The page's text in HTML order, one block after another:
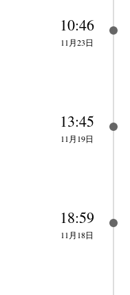
10:46
11月23日
13:45
11月19日
18:59
11月18日